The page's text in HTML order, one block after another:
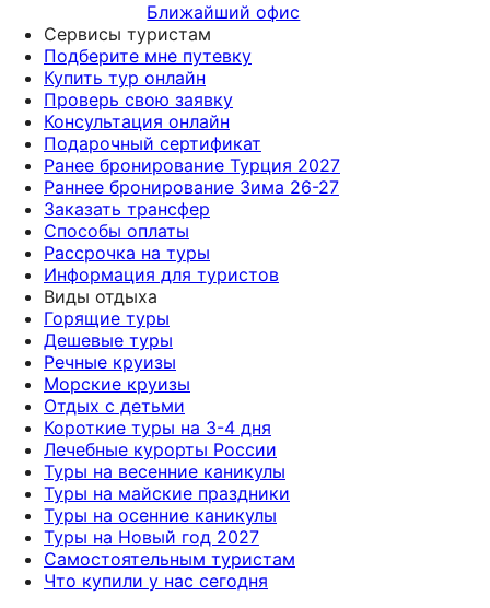
Ближайший офис
Сервисы туристам
Подберите мне путевку
Купить тур онлайн
Проверь свою заявку
Консультация онлайн
Подарочный сертификат
Ранее бронирование Турция 2027
Раннее бронирование Зима 26-27
Заказать трансфер
Способы оплаты
Рассрочка на туры
Информация для туристов
Виды отдыха
Горящие туры
Дешевые туры
Речные круизы
Морские круизы
Отдых с детьми
Короткие туры на 3-4 дня
Лечебные курорты России
Туры на весенние каникулы
Туры на майские праздники
Туры на осенние каникулы
Туры на Новый год 2027
Самостоятельным туристам
Что купили у нас сегодня